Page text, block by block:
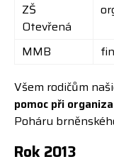
ZŠ
Otevřená
MMB
Všem rodičům
pomoc při
Poháru
Rok 2013